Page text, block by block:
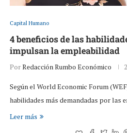
Capital Humano
4 beneficios de las
impulsan la empleabilidad
PorRedacción Rumbo Económico
Según el World Economic Forum
habilidades más demandadas por las
Leer más